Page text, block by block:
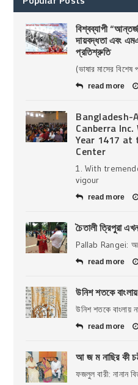
বিশ্বব্যাপী
দায়বদ্ধতা এবং
প্রতিশ্রুতি
(ভাষার মাসের
read more
Bangladesh-
Canberra
Year 1417 at
Center
1. With
vigour
read more
চৈতালী ত্রিপুরা
Pallab Rangei:
read more
উনিশ শতকে
উনিশ শতকে বাংলায়
read more
আ জ ম নাছির কী
ফজলুল বারী: নানান